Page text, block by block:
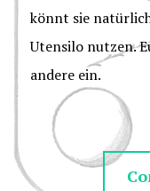
könnt sie
Utensilo nutzen.
andere ein.